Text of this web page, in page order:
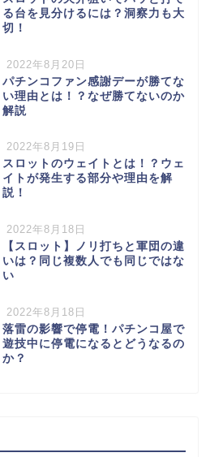
る台を見分けるには？洞察力も大
切！
2022年8月20日
パチンコファン感謝デーが勝てな
い理由とは！？なぜ勝てないのか
解説
2022年8月19日
スロットのウェイトとは！？ウェ
イトが発生する部分や理由を解
説！
2022年8月18日
【スロット】ノリ打ちと軍団の違
いは？同じ複数人でも同じではな
い
2022年8月18日
落雷の影響で停電！パチンコ屋で
遊技中に停電になるとどうなるの
か？